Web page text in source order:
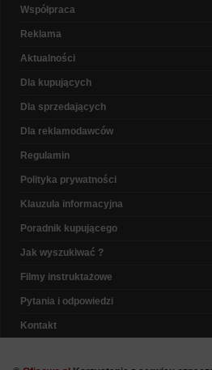
Współpraca
Reklama
Aktualności
Dla kupujących
Dla sprzedających
Dla reklamodawców
Regulamin
Polityka prywatności
Klauzula informacyjna
Poradnik kupującego
Jak wyszukiwać ?
Filmy instruktażowe
Pytania i odpowiedzi
Kontakt